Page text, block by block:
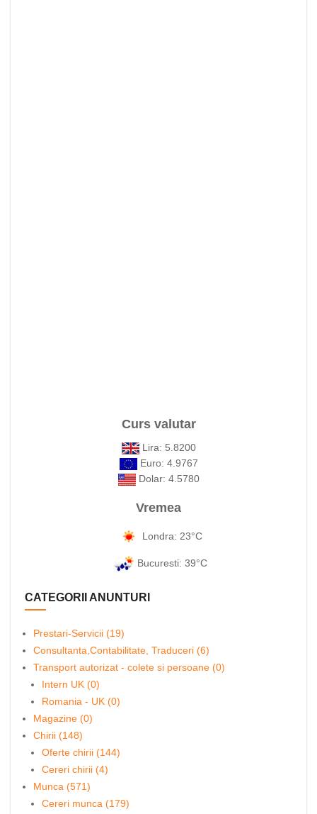
Curs valutar
Lira: 5.8200
Euro: 4.9767
Dolar: 4.5780
Vremea
Londra: 23°C
Bucuresti: 39°C
CATEGORII ANUNTURI
Prestari-Servicii (19)
Consultanta,Contabilitate, Traduceri (6)
Transport autorizat - colete si persoane (0)
Intern UK (0)
Romania - UK (0)
Magazine (0)
Chirii (148)
Oferte chirii (144)
Cereri chirii (4)
Munca (571)
Cereri munca (179)